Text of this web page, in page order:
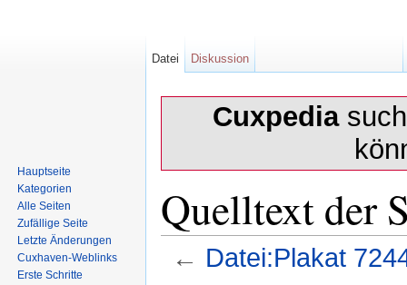
Cuxpedia
Quelltext der
← Datei:Plakat
Datei Diskussion
Hauptseite
Kategorien
Alle Seiten
Zufällige Seite
Letzte Änderungen
Cuxhaven-Weblinks
Erste Schritte